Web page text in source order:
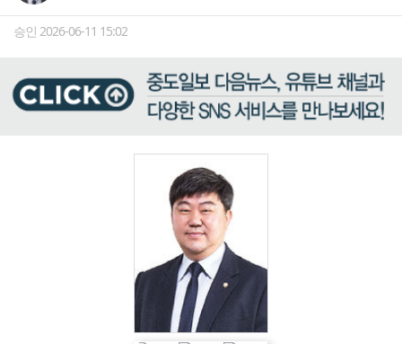
승인 2026-06-11 15:02